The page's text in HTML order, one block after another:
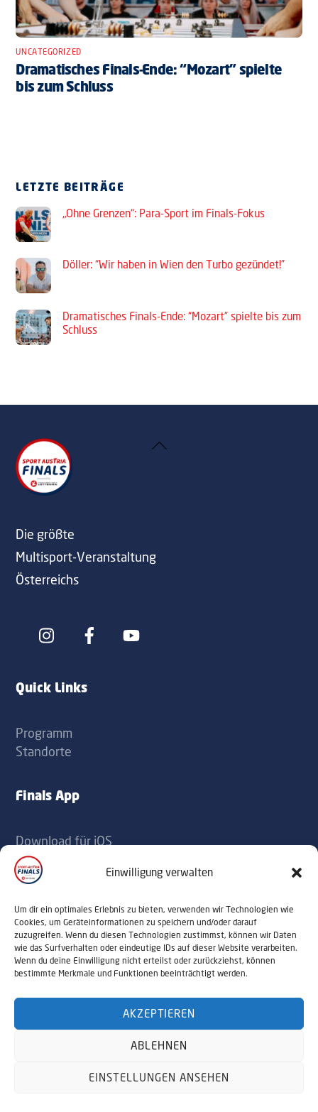
Einwilligung verwalten
Um dir ein optimales Erlebnis zu bieten, verwenden wir Technologien wie
Cookies, um Geräteinformationen zu speichern und/oder darauf
zuzugreifen. Wenn du diesen Technologien zustimmst, können wir Daten
wie das Surfverhalten oder eindeutige IDs auf dieser Website verarbeiten.
Wenn du deine Einwilligung nicht erteilst oder zurückziehst, können
bestimmte Merkmale und Funktionen beeinträchtigt werden.
AKZEPTIEREN
ABLEHNEN
EINSTELLUNGEN ANSEHEN
UNCATEGORIZED
Dramatisches Finals-Ende: “Mozart” spielte
bis zum Schluss
LETZTE BEITRÄGE
„Ohne Grenzen“: Para-Sport im Finals-Fokus
Döller: “Wir haben in Wien den Turbo gezündet!”
Dramatisches Finals-Ende: “Mozart” spielte bis zum
Schluss
Back
Die größte
Multisport-Veranstaltung
Österreichs
Icon
Icon
Quick Links
Programm
Standorte
Finals App
Download für iOS
Download für Android
Kontakt
office@sportaustriafinals.at
+43 1 504 44 55
© 2026 Sport Austria Finals. Alle Rechte
vorbehalten. Webdesign by